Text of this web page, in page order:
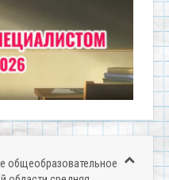
общеобразовательное